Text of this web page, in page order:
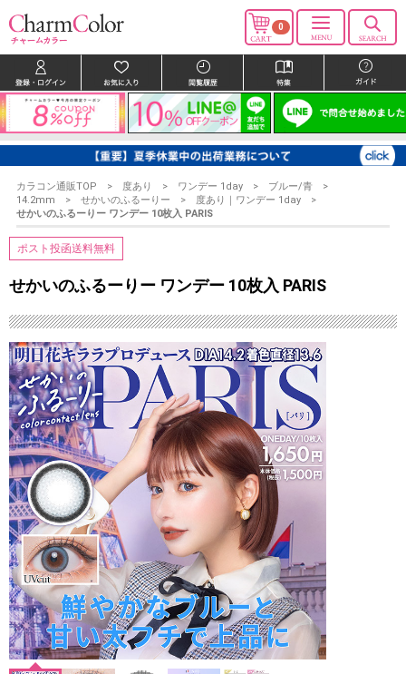
0
カラコン通販TOP 度あり ワンデー 1day
ブルー/青
14.2mm
せかいのふるーりー
度あり｜ワンデー 1day
せかいのふるーりー ワンデー 10枚入 PARIS
ポスト投函送料無料
せかいのふるーりー ワンデー 10枚入 PARIS